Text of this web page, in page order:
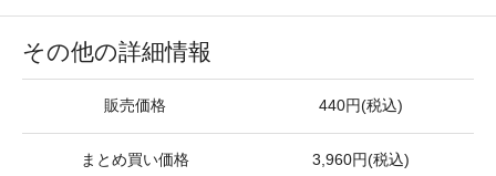
その他の詳細情報
販売価格 440円(税込)
まとめ買い価格 3,960円(税込)